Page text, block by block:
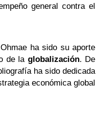
general contra el
ha sido su aporte
de la globalización. De
ha sido dedicada
económica global